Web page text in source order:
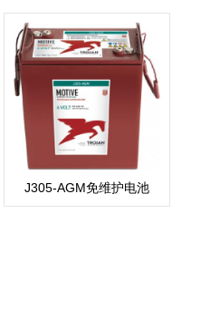
J305-AGM免维护电池